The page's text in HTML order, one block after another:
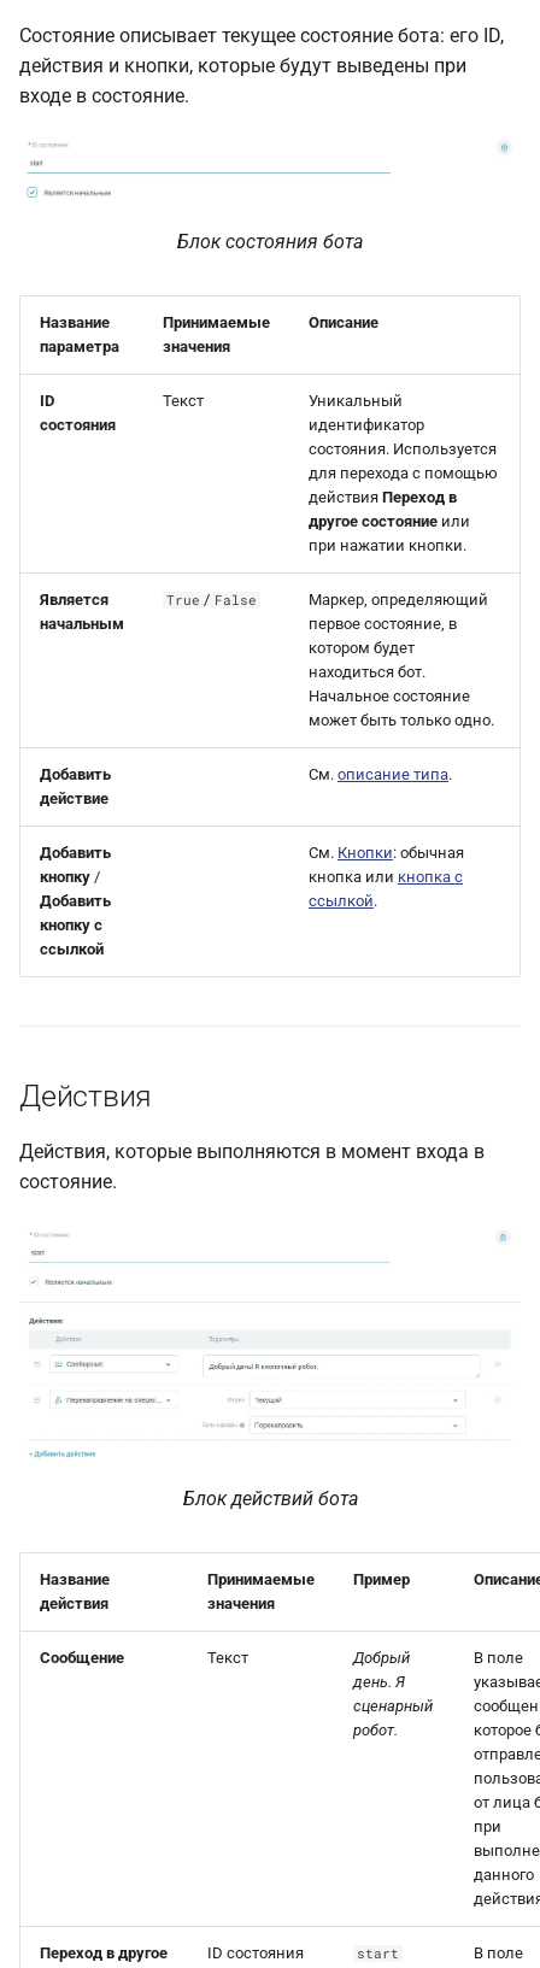
Состояние описывает текущее состояние бота: его ID,
действия и кнопки, которые будут выведены при
входе в состояние.
Блок состояния бота
Название
параметра
Принимаемые
значения
Описание
ID
состояния
Текст
Уникальный
идентификатор
состояния. Используется
для перехода с помощью
действия Переход в
другое состояние или
при нажатии кнопки.
Является
начальным
True / False
Маркер, определяющий
первое состояние, в
котором будет
находиться бот.
Начальное состояние
может быть только одно.
Добавить
действие
См. описание типа.
Добавить
кнопку /
Добавить
кнопку с
ссылкой
См. Кнопки: обычная
кнопка или кнопка с
ссылкой.
Действия
Действия, которые выполняются в момент входа в
состояние.
Блок действий бота
Название
действия
Принимаемые
значения
Пример
Сообщение Текст
Добрый
день. Я
сценарный
робот.
В поле
которое
от лица
при
данного
Переход в другое ID состояния start В поле